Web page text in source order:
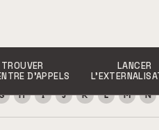
TROUVER
D’APPELS
LANCER
H I J K L M N